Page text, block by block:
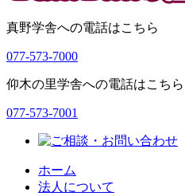
真野学舎への電話はこちら
077-573-7000
仰木の里学舎への電話はこちら
077-573-7001
ホーム
法人について